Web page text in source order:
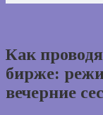
Как
бирже:
вечерние